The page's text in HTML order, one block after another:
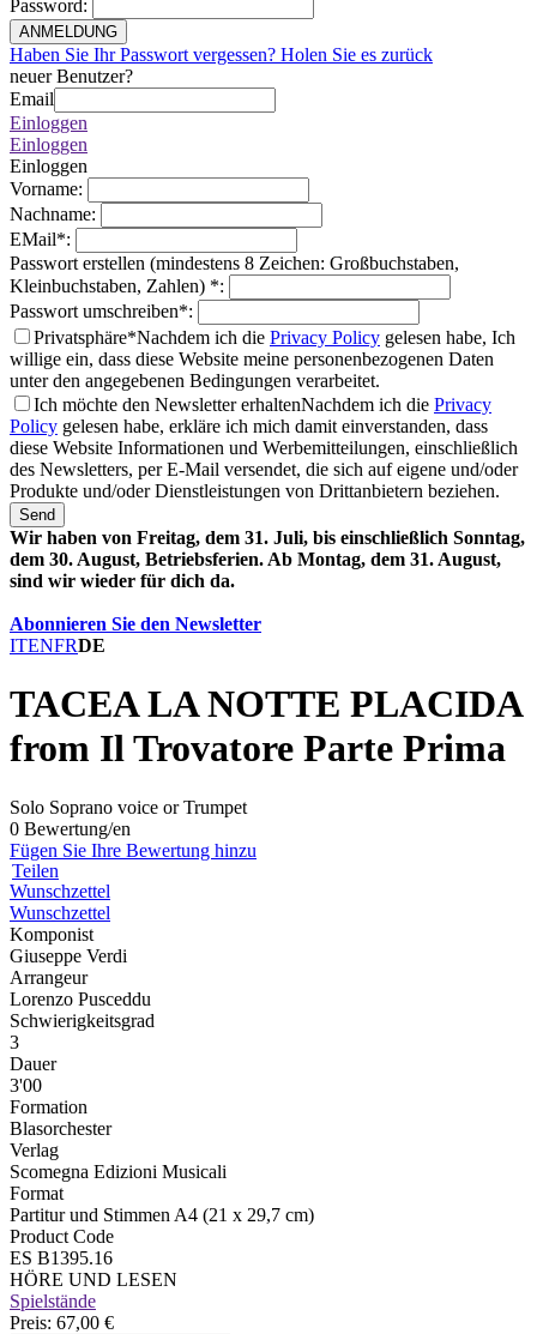
Password:
ANMELDUNG
Haben Sie Ihr Passwort vergessen? Holen Sie es zurück
neuer Benutzer?
Email
Einloggen
Einloggen
Einloggen
Vorname:
Nachname:
EMail*:
Passwort erstellen (mindestens 8 Zeichen: Großbuchstaben,
Kleinbuchstaben, Zahlen) *:
Passwort umschreiben*:
Privatsphäre*Nachdem ich die Privacy Policy gelesen habe, Ich
willige ein, dass diese Website meine personenbezogenen Daten
unter den angegebenen Bedingungen verarbeitet.
Ich möchte den Newsletter erhaltenNachdem ich die Privacy
Policy gelesen habe, erkläre ich mich damit einverstanden, dass
diese Website Informationen und Werbemitteilungen, einschließlich
des Newsletters, per E-Mail versendet, die sich auf eigene und/oder
Produkte und/oder Dienstleistungen von Drittanbietern beziehen.
Send
Wir haben von Freitag, dem 31. Juli, bis einschließlich Sonntag,
dem 30. August, Betriebsferien. Ab Montag, dem 31. August,
sind wir wieder für dich da.
Abonnieren Sie den Newsletter
ITENFRDE
TACEA LA NOTTE PLACIDA
from Il Trovatore Parte Prima
Solo Soprano voice or Trumpet
0 Bewertung/en
Fügen Sie Ihre Bewertung hinzu
Teilen
Wunschzettel
Wunschzettel
Komponist
Giuseppe Verdi
Arrangeur
Lorenzo Pusceddu
Schwierigkeitsgrad
3
Dauer
3'00
Formation
Blasorchester
Verlag
Scomegna Edizioni Musicali
Format
Partitur und Stimmen A4 (21 x 29,7 cm)
Product Code
ES B1395.16
HÖRE UND LESEN
Spielstände
Preis: 67,00 €